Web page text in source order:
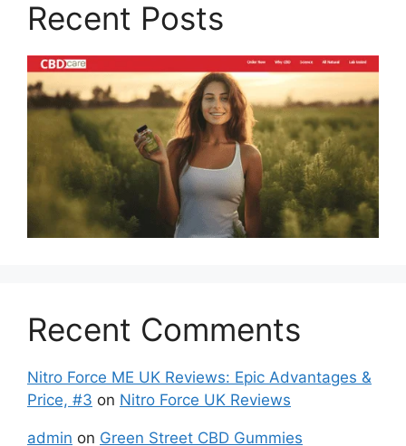
Recent Posts
Recent Comments
Nitro Force ME UK Reviews: Epic Advantages &
Price, #3 on Nitro Force UK Reviews
admin on Green Street CBD Gummies